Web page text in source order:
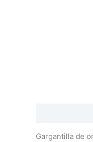
Gargantilla de